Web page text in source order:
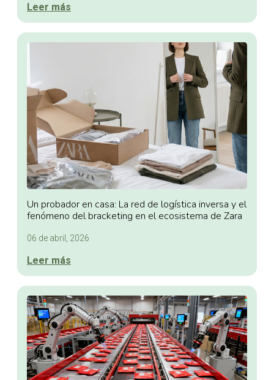
Leer más
Un probador en casa: La red de logística inversa y el
fenómeno del bracketing en el ecosistema de Zara
06 de abril, 2026
Leer más